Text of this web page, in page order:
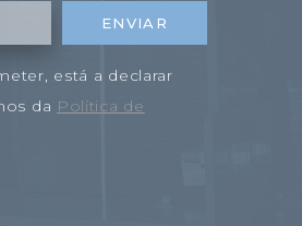
ENVIAR
está a declarar
da Política de